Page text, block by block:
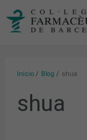
Inicio Blog shua
shua